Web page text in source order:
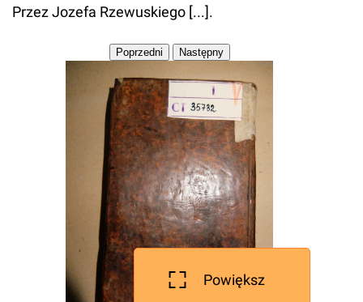
Przez Jozefa Rzewuskiego [...].
Powiększ